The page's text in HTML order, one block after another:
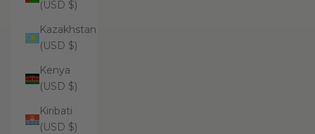
(USD $)
Kazakhstan
(USD $)
Kenya
(USD $)
Kiribati
(USD $)